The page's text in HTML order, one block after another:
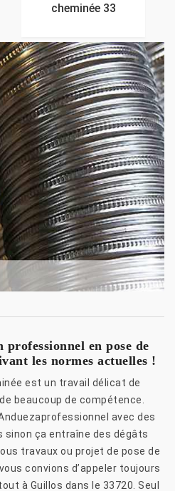
cheminée 33
en pose de
les normes actuelles !
est un travail délicat de
beaucoup de compétence.
avec des
ça entraîne des dégâts
travaux ou projet de pose de
convions d’appeler toujours
à Guillos dans le 33720. Seul